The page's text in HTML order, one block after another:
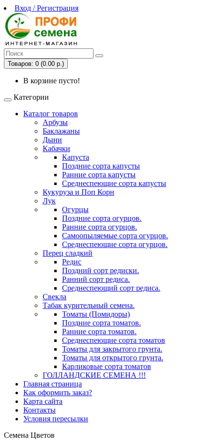
Вход / Регистрация
Товаров: 0 (0.00 р.)
В корзине пусто!
Категории
Каталог товаров
Арбузы
Баклажаны
Дыни
Кабачки
Капуста
Поздние сорта капусты
Ранние сорта капусты
Среднеспеющие сорта капусты
Кукуруза и Поп Корн
Лук
Огурцы
Поздние сорта огурцов.
Ранние сорта огурцов.
Самоопыляемые сорта огурцов.
Среднеспеющие сорта огурцов.
Перец сладкий
Редис
Поздний сорт редиски.
Ранний сорт редиса.
Среднеспеющий сорт редиса.
Свекла
Табак курительный семена.
Томаты (Помидоры)
Поздние сорта томатов.
Ранние сорта томатов.
Среднеспеющие сорта томатов
Томаты для закрытого грунта.
Томаты для открытого грунта.
Карликовые сорта томатов
ГОЛЛАНДСКИЕ СЕМЕНА !!!
Главная страница
Как оформить заказ?
Карта сайта
Контакты
Условия пересылки
Семена Цветов